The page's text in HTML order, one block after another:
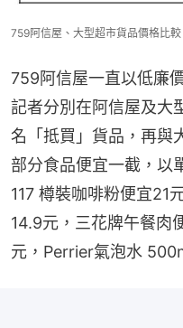
759阿信屋、大型超市貨品價格比較
759阿信屋一直以低廉
記者分別在阿信屋及大
名「抵買」貨品，再與
部分食品便宜一截，以
117 樽裝咖啡粉便宜21
14.9元，三花牌午餐肉
元，Perrier氣泡水